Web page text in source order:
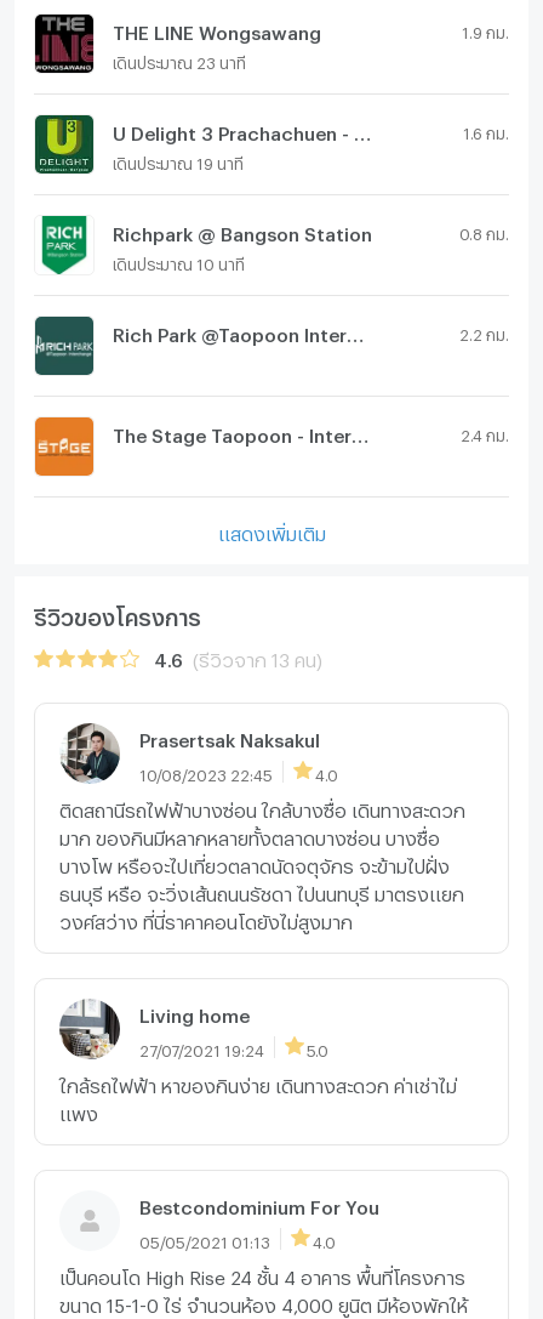
THE LINE Wongsawang 1.9 กม.
เดินประมาณ 23 นาที
1.6 กม.
เดินประมาณ 19 นาที
Richpark @ Bangson Station 0.8 กม.
เดินประมาณ 10 นาที
Rich Park @Taopoon Interchange 2.2 กม.
The Stage Taopoon - Interchange 2.4 กม.
แสดงเพิ่มเติม
รีวิวของโครงการ
4.6 (รีวิวจาก 13 คน)
Prasertsak Naksakul
10/08/2023 22:45 4.0
ติดสถานีรถไฟฟ้าบางซ่อน ใกล้บางซื่อ เดินทางสะดวก
มาก ของกินมีหลากหลายทั้งตลาดบางซ่อน บางซื่อ
บางโพ หรือจะไปเที่ยวตลาดนัดจตุจักร จะข้ามไปฝั่ง
ธนบุรี หรือ จะวิ่งเส้นถนนรัชดา ไปนนทบุรี มาตรงแยก
วงศ์สว่าง ที่นี่ราคาคอนโดยังไม่สูงมาก
Living home
27/07/2021 19:24 5.0
ใกล้รถไฟฟ้า หาของกินง่าย เดินทางสะดวก ค่าเช่าไม่
แพง
Bestcondominium For You
05/05/2021 01:13 4.0
เป็นคอนโด High Rise 24 ชั้น 4 อาคาร พื้นที่โครงการ
ขนาด 15-1-0 ไร่ จำนวนห้อง 4,000 ยูนิต มีห้องพักให้